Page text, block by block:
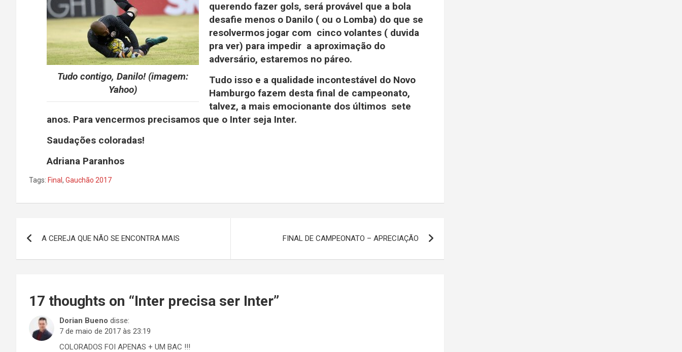
Tudo contigo, Danilo! (imagem:
Yahoo)
querendo fazer gols, será provável que a bola
desafie menos o Danilo ( ou o Lomba) do que se
resolvermos jogar com cinco volantes ( duvida
pra ver) para impedir a aproximação do
adversário, estaremos no páreo.
Tudo isso e a qualidade incontestável do Novo
Hamburgo fazem desta final de campeonato,
talvez, a mais emocionante dos últimos sete
anos. Para vencermos precisamos que o Inter seja Inter.
Saudações coloradas!
Adriana Paranhos
Tags: Final , Gauchão 2017
de
A CEREJA QUE NÃO SE ENCONTRA MAIS FINAL DE CAMPEONATO – APRECIAÇÃO
17 thoughts on “Inter precisa ser Inter”
Dorian Bueno disse:
7 de maio de 2017 às 23:19
COLORADOS FOI APENAS + UM BAC !!!